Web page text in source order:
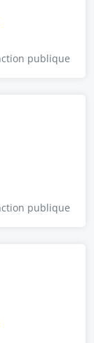
publique
publique